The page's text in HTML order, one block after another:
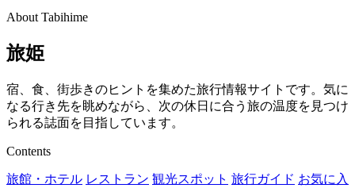
About Tabihime
旅姫
宿、食、街歩きのヒントを集めた旅行情報サイトです。気に
なる行き先を眺めながら、次の休日に合う旅の温度を見つけ
られる誌面を目指しています。
Contents
旅館・ホテル レストラン 観光スポット 旅行ガイド お気に入